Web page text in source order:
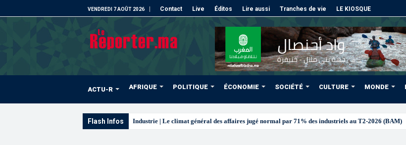
VENDREDI 7 AOÛT 2026 Contact Live Éditos Lire aussi Tranches de vie LE KIOSQUE
ACTU-R AFRIQUE POLITIQUE ÉCONOMIE SOCIÉTÉ CULTURE MONDE
Flash Infos Arrivée de M. Bourita à